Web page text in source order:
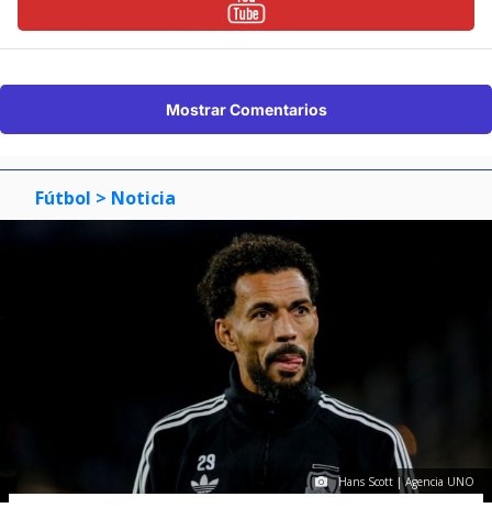
Mostrar Comentarios
Fútbol > Noticia
Hans Scott | Agencia UNO